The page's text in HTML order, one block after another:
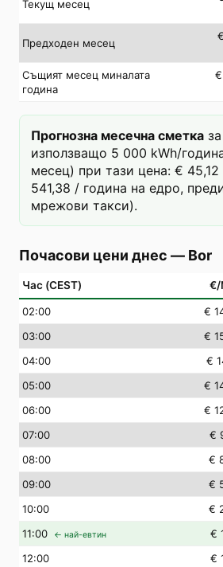
Текущ месец
Предходен месец
Същият месец миналата
година
Прогнозна месечна сметка
използващо 5 000 kWh/
месец) при тази цена: €
541,38 / година на едро,
мрежови такси).
Почасови цени днес — Bor
Час (CEST) €/
02:00 €
03:00 €
04:00 €
05:00 €
06:00 €
07:00 €
08:00 €
09:00 €
10:00 €
11:00 ← най-евтин €
12:00 €